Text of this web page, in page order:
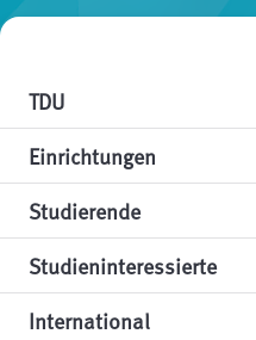
TDU
Einrichtungen
Studierende
Studieninteressierte
International